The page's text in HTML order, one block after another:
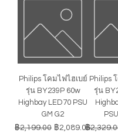
Philips โคมไฟไฮเบย์
รุ่น BY239P 60w
Highbay LED70 PSU
GM G2
ราคาปกติ
฿2,199.00 ราคาขายลด
฿2,089.05
Philips
รุ่น
ราคาปก
฿